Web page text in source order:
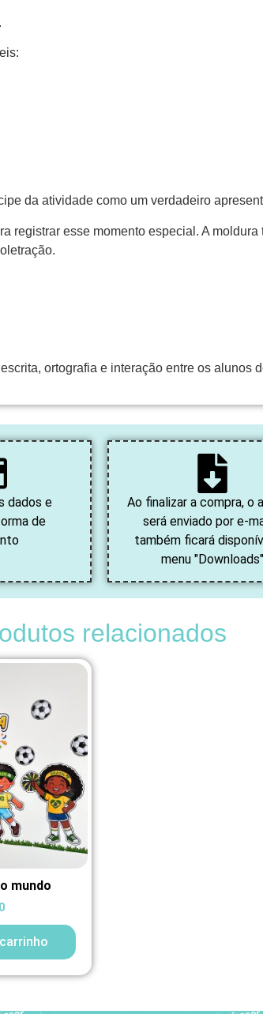
da atividade como um verdadeiro
registrar esse momento especial. A
ortografia e interação entre os alunos
dados e
de
Ao finalizar a compra, o
será enviado por e-
também ficará
menu "Downloads"
relacionados
mundo